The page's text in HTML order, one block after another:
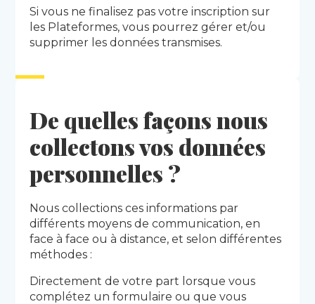
Si vous ne finalisez pas votre inscription sur
les Plateformes, vous pourrez gérer et/ou
supprimer les données transmises.
De quelles façons nous
collectons vos données
personnelles ?
Nous collections ces informations par
différents moyens de communication, en
face à face ou à distance, et selon différentes
méthodes :
Directement de votre part lorsque vous
complétez un formulaire ou que vous